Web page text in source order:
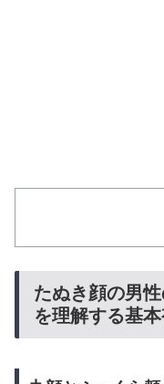
たぬき顔の男
を理解する基